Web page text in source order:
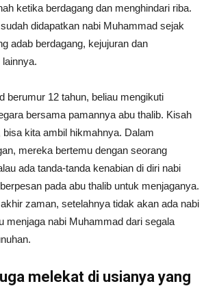
ketika berdagang dan menghindari riba.
didapatkan nabi Muhammad sejak
adab berdagang, kejujuran dan
berumur 12 tahun, beliau mengikuti
bersama pamannya abu thalib. Kisah
bisa kita ambil hikmahnya. Dalam
mereka bertemu dengan seorang
ada tanda-tanda kenabian di diri nabi
pada abu thalib untuk menjaganya.
zaman, setelahnya tidak akan ada nabi
menjaga nabi Muhammad dari segala
melekat di usianya yang